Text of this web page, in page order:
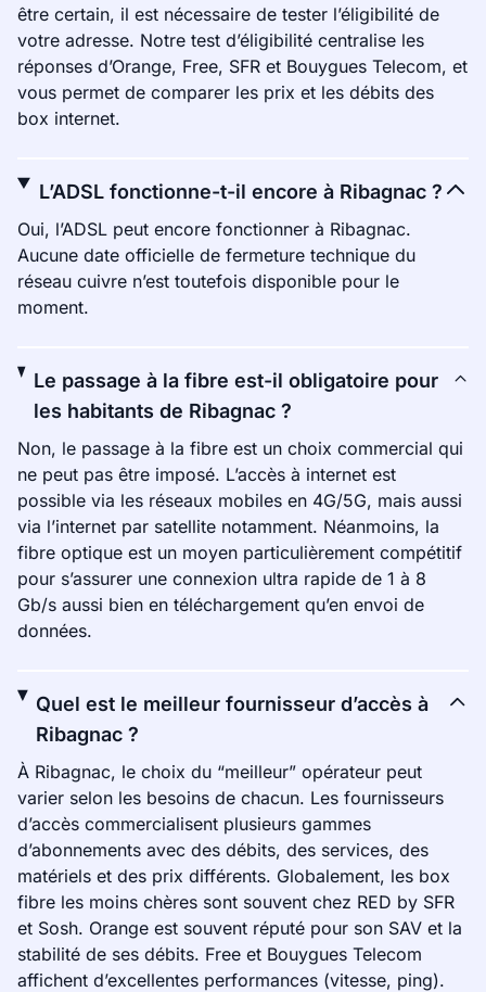
être certain, il est nécessaire de tester l’éligibilité de
votre adresse. Notre test d’éligibilité centralise les
réponses d’Orange, Free, SFR et Bouygues Telecom, et
vous permet de comparer les prix et les débits des
box internet.
L’ADSL fonctionne-t-il encore à Ribagnac ?
Oui, l’ADSL peut encore fonctionner à Ribagnac.
Aucune date officielle de fermeture technique du
réseau cuivre n’est toutefois disponible pour le
moment.
Le passage à la fibre est-il obligatoire pour
les habitants de Ribagnac ?
Non, le passage à la fibre est un choix commercial qui
ne peut pas être imposé. L’accès à internet est
possible via les réseaux mobiles en 4G/5G, mais aussi
via l’internet par satellite notamment. Néanmoins, la
fibre optique est un moyen particulièrement compétitif
pour s’assurer une connexion ultra rapide de 1 à 8
Gb/s aussi bien en téléchargement qu’en envoi de
données.
Quel est le meilleur fournisseur d’accès à
Ribagnac ?
À Ribagnac, le choix du “meilleur” opérateur peut
varier selon les besoins de chacun. Les fournisseurs
d’accès commercialisent plusieurs gammes
d’abonnements avec des débits, des services, des
matériels et des prix différents. Globalement, les box
fibre les moins chères sont souvent chez RED by SFR
et Sosh. Orange est souvent réputé pour son SAV et la
stabilité de ses débits. Free et Bouygues Telecom
affichent d’excellentes performances (vitesse, ping).